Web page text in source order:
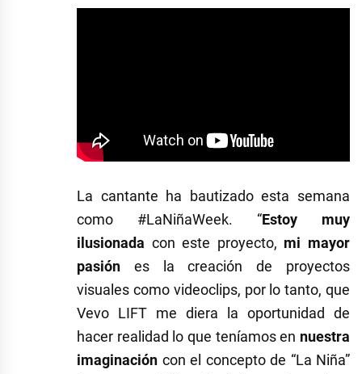
La cantante ha bautizado esta semana
como #LaNiñaWeek. “Estoy muy
ilusionada con este proyecto, mi mayor
pasión es la creación de proyectos
visuales como videoclips, por lo tanto, que
Vevo LIFT me diera la oportunidad de
hacer realidad lo que teníamos en nuestra
imaginación con el concepto de “La Niña”